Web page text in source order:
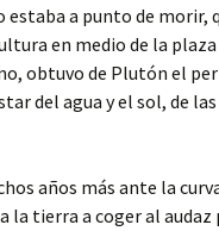
estaba a punto de
en medio de la
obtuvo de Plutón el
del agua y el sol, de
años más ante la
la tierra a coger al